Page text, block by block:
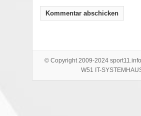
© Copyright 2009-2024
W51 IT-